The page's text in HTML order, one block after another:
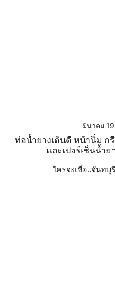
มีนาคม
ท่อน้ำยางเดินดี หน้านิ่ม ก
และเปอร์เซ็นน้ำ
ใครจะเชื่อ..จันท